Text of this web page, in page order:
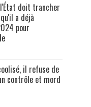
doit trancher
a déjà
pour
il refuse de
contrôle et mord